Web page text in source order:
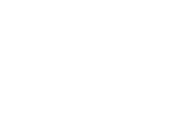
pre Borbélyho,
Fenerbahce